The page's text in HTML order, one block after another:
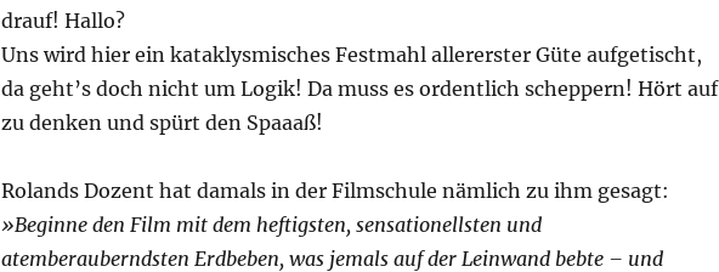
drauf! Hallo?
Uns wird hier ein kataklysmisches Festmahl allererster Güte aufgetischt,
da geht’s doch nicht um Logik! Da muss es ordentlich scheppern! Hört auf
zu denken und spürt den Spaaaß!
Rolands Dozent hat damals in der Filmschule nämlich zu ihm gesagt:
»Beginne den Film mit dem heftigsten, sensationellsten und
atemberauberndsten Erdbeben, was jemals auf der Leinwand bebte – und